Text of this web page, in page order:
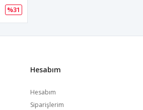
%31
Hesabım
Hesabım
Siparişlerim